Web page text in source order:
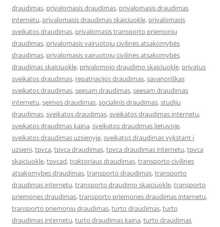
draudimas, privalomasis draudimas, privalomasis draudimas
internetu, privalomasis draudimas skaiciuokle, privalomasis
sveikatos draudimas, privalomasis transporto priemonių
draudimas, privalomasis vairuotojų civilinės atsakomybės
draudimas, privalomasis vairuotojų civilinės atsakomybės
draudimas skaiciuokle, privalomojo draudimo skaiciuokle, privatus
sveikatos draudimas, repatriacijos draudimas,savanoriškas
sveikatos draudimas,seesam draudimas,seesam draudimas
internetu,seimos draudimas,socialinis draudimas,studiju
draudimas,sveikatos draudimas,sveikatos draudimas internetu,
sveikatos draudimas kaina,sveikatos draudimas lietuvoje,
sveikatos draudimas uzsienyje,sveikatos draudimas vykstant i
uzsieni,tpvca,tpvca draudimas,tpvca draudimas internetu,tpvca
skaiciuokle,tpvcad,traktoriaus draudimas,transporto civilines
atsakomybes draudimas,transporto draudimas,transporto
draudimas internetu,transporto draudimo skaiciuokle,transporto
priemones draudimas,transporto priemones draudimas internetu,
transporto priemonių draudimas,turto draudimas,turto
draudimas internetu,turto draudimas kaina,turto draudimas